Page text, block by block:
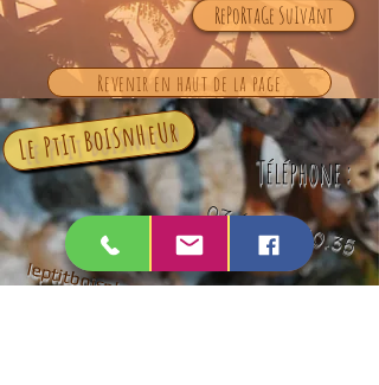
RePoRtaGe SuIvAnt
Revenir en haut de la page
leptitboisnheur@gmail.com
Le PtIt BoISnHeUr
Mail :
Téléphone :
07.69.56.10.35